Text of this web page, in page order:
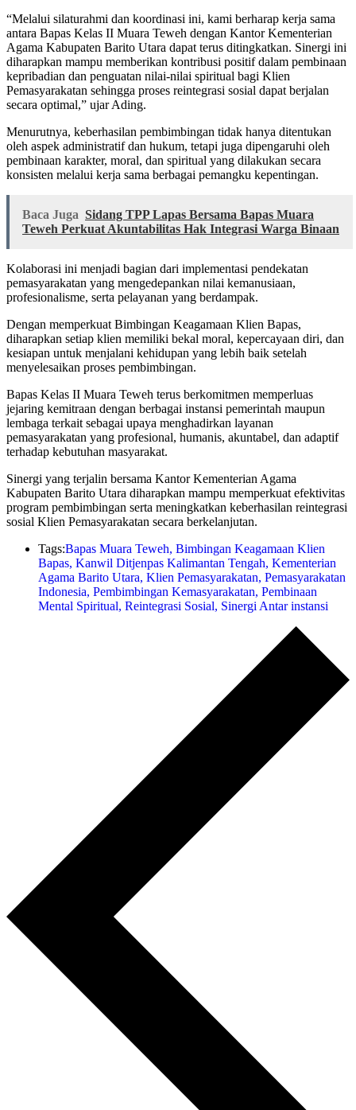
“Melalui silaturahmi dan koordinasi ini, kami berharap kerja sama
antara Bapas Kelas II Muara Teweh dengan Kantor Kementerian
Agama Kabupaten Barito Utara dapat terus ditingkatkan. Sinergi ini
diharapkan mampu memberikan kontribusi positif dalam pembinaan
kepribadian dan penguatan nilai-nilai spiritual bagi Klien
Pemasyarakatan sehingga proses reintegrasi sosial dapat berjalan
secara optimal,” ujar Ading.
Menurutnya, keberhasilan pembimbingan tidak hanya ditentukan
oleh aspek administratif dan hukum, tetapi juga dipengaruhi oleh
pembinaan karakter, moral, dan spiritual yang dilakukan secara
konsisten melalui kerja sama berbagai pemangku kepentingan.
Baca Juga Sidang TPP Lapas Bersama Bapas Muara
Teweh Perkuat Akuntabilitas Hak Integrasi Warga Binaan
Kolaborasi ini menjadi bagian dari implementasi pendekatan
pemasyarakatan yang mengedepankan nilai kemanusiaan,
profesionalisme, serta pelayanan yang berdampak.
Dengan memperkuat Bimbingan Keagamaan Klien Bapas,
diharapkan setiap klien memiliki bekal moral, kepercayaan diri, dan
kesiapan untuk menjalani kehidupan yang lebih baik setelah
menyelesaikan proses pembimbingan.
Bapas Kelas II Muara Teweh terus berkomitmen memperluas
jejaring kemitraan dengan berbagai instansi pemerintah maupun
lembaga terkait sebagai upaya menghadirkan layanan
pemasyarakatan yang profesional, humanis, akuntabel, dan adaptif
terhadap kebutuhan masyarakat.
Sinergi yang terjalin bersama Kantor Kementerian Agama
Kabupaten Barito Utara diharapkan mampu memperkuat efektivitas
program pembimbingan serta meningkatkan keberhasilan reintegrasi
sosial Klien Pemasyarakatan secara berkelanjutan.
Tags:Bapas Muara Teweh, Bimbingan Keagamaan Klien
Bapas, Kanwil Ditjenpas Kalimantan Tengah, Kementerian
Agama Barito Utara, Klien Pemasyarakatan, Pemasyarakatan
Indonesia, Pembimbingan Kemasyarakatan, Pembinaan
Mental Spiritual, Reintegrasi Sosial, Sinergi Antar instansi